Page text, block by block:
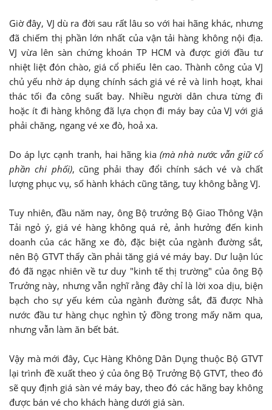
Giờ đây, VJ dù ra đời sau rất lâu so với hai hãng khác, nhưng
đã chiếm thị phần lớn nhất của vận tải hàng không nội địa.
VJ vừa lên sàn chứng khoán TP HCM và được giới đầu tư
nhiệt liệt đón chào, giá cổ phiếu lên cao. Thành công của VJ
chủ yếu nhờ áp dụng chính sách giá vé rẻ và linh hoạt, khai
thác tối đa công suất bay. Nhiều người dân chưa từng đi
hoặc ít đi hàng không đã lựa chọn đi máy bay của VJ với giá
phải chăng, ngang vé xe đò, hoả xa.
Do áp lực cạnh tranh, hai hãng kia(mà nhà nước vẫn giữ cổ
phần chi phối), cũng phải thay đổi chính sách vé và chất
lượng phục vụ, số hành khách cũng tăng, tuy không bằng VJ.
Tuy nhiên, đầu năm nay, ông Bộ trưởng Bộ Giao Thông Vận
Tải ngỏ ý, giá vé hàng không quá rẻ, ảnh hưởng đến kinh
doanh của các hãng xe đò, đặc biệt của ngành đường sắt,
nên Bộ GTVT thấy cần phải tăng giá vé máy bay. Dư luận lúc
đó đã ngạc nhiên về tư duy "kinh tế thị trường" của ông Bộ
Trưởng này, nhưng vẫn nghĩ rằng đây chỉ là lời xoa dịu, biện
bạch cho sự yếu kém của ngành đường sắt, đã được Nhà
nước đầu tư hàng chục nghìn tỷ đồng trong mấy năm qua,
nhưng vẫn làm ăn bết bát.
Vậy mà mới đây, Cục Hàng Không Dân Dụng thuộc Bộ GTVT
lại trình đề xuất theo ý của ông Bộ Trưởng Bộ GTVT, theo đó
sẽ quy định giá sàn vé máy bay, theo đó các hãng bay không
được bán vé cho khách hàng dưới giá sàn.